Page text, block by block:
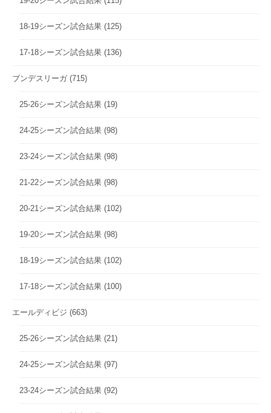
18-19シーズン試合結果 (125)
17-18シーズン試合結果 (136)
ブンデスリーガ (715)
25-26シーズン試合結果 (19)
24-25シーズン試合結果 (98)
23-24シーズン試合結果 (98)
21-22シーズン試合結果 (98)
20-21シーズン試合結果 (102)
19-20シーズン試合結果 (98)
18-19シーズン試合結果 (102)
17-18シーズン試合結果 (100)
エールディビジ (663)
25-26シーズン試合結果 (21)
24-25シーズン試合結果 (97)
23-24シーズン試合結果 (92)